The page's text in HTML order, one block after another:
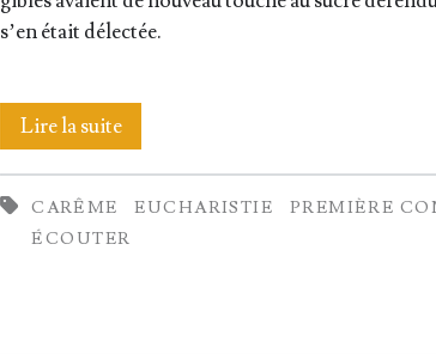
s’en était délectée.
Lire la suiteLe
mur
de sucre
CARÊME EUCHARISTIE PREMIÈRE
ÉCOUTER